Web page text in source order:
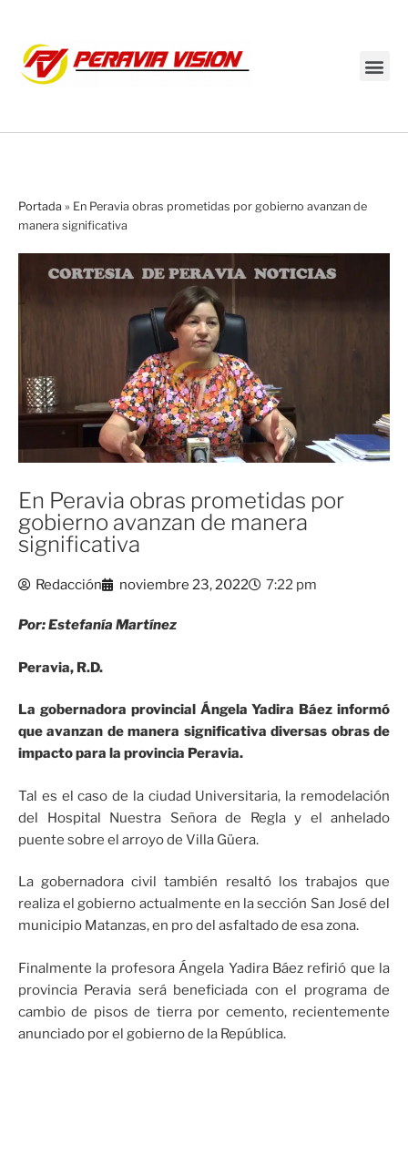
Portada » En Peravia obras prometidas por gobierno avanzan de
manera significativa
En Peravia obras prometidas por
gobierno avanzan de manera
significativa
Redacción noviembre 23, 2022 7:22 pm
Por: Estefanía Martínez
Peravia, R.D.
La gobernadora provincial Ángela Yadira Báez informó
que avanzan de manera significativa diversas obras de
impacto para la provincia Peravia.
Tal es el caso de la ciudad Universitaria, la remodelación
del Hospital Nuestra Señora de Regla y el anhelado
puente sobre el arroyo de Villa Güera.
La gobernadora civil también resaltó los trabajos que
realiza el gobierno actualmente en la sección San José del
municipio Matanzas, en pro del asfaltado de esa zona.
Finalmente la profesora Ángela Yadira Báez refirió que la
provincia Peravia será beneficiada con el programa de
cambio de pisos de tierra por cemento, recientemente
anunciado por el gobierno de la República.